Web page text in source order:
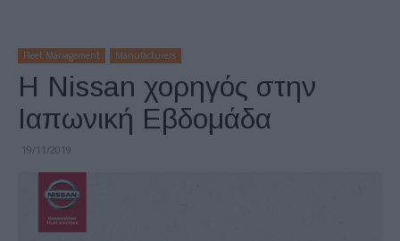
Fleet Management Manufacturers
Η Nissan χορηγός στην
Ιαπωνική Εβδομάδα
19/11/2019